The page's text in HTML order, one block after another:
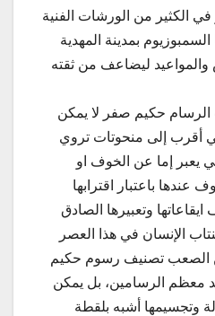
الكثير من الورشات الفنية
بمدينة المهدية
ليضاعف من ثقته
حكيم صفر لا يمكن
أقرب إلى منحوتات تروي
يعبر إما عن الخوف او
عندها باعتبار اقترابها
وتعبيرها الصادق
الإنسان في هذا العصر
الصعب تصنيف رسوم حكيم
معظم الرسامين، بل يمكن
وتجسيمها أشبه بلقطة